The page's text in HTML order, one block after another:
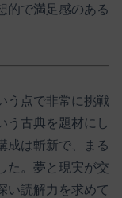
的で満足感のある
う点で非常に挑戦
う古典を題材にし
成は斬新で、まる
た。夢と現実が交
い読解力を求めて